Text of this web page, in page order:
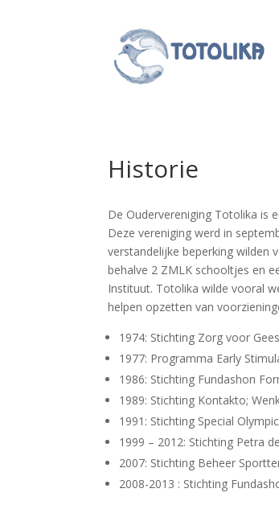
Historie
De Oudervereniging Totolika is
Deze vereniging werd in
verstandelijke beperking wilden
behalve 2 ZMLK schooltjes en
Instituut. Totolika wilde vooral
helpen opzetten van
1974: Stichting Zorg voor
1977: Programma Early
1986: Stichting Fundashon
1989: Stichting Kontakto;
1991: Stichting Special
1999 – 2012: Stichting Petra
2007: Stichting Beheer
2008-2013 : Stichting